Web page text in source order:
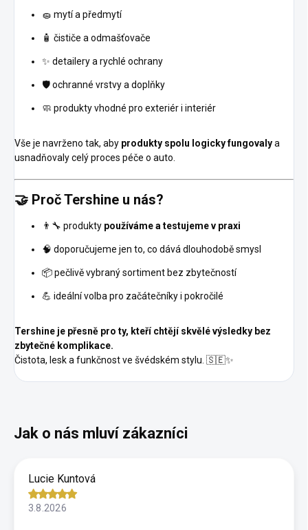
🧽 mytí a předmytí
🧴 čističe a odmašťovače
✨ detailery a rychlé ochrany
🛡️ ochranné vrstvy a doplňky
🧼 produkty vhodné pro exteriér i interiér
Vše je navrženo tak, aby produkty spolu logicky fungovalya
usnadňovaly celý proces péče o auto.
🤝 Proč Tershine u nás?
👨‍🔧 produkty používáme a testujeme v praxi
🧠 doporučujeme jen to, co dává dlouhodobě smysl
📦 pečlivě vybraný sortiment bez zbytečností
💪 ideální volba pro začátečníky i pokročilé
Tershine je přesně pro ty, kteří chtějí skvělé výsledky bez
zbytečné komplikace.
Čistota, lesk a funkčnost ve švédském stylu. 🇸🇪✨
Lucie Kuntová
3.8.2026